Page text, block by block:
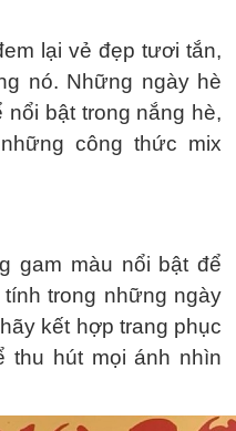
lại vẻ đẹp tươi tắn,
nó. Những ngày hè
bật trong nắng hè,
công thức mix
gam màu nổi bật để
trong những ngày
kết hợp trang phục
thu hút mọi ánh nhìn